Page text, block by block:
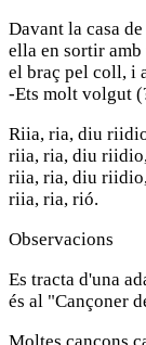
Davant la casa
ella en sortir amb
el braç pel coll, i
-Ets molt volgut
Riia, ria, diu
riia, ria, diu riidio,
riia, ria, diu riidio,
riia, ria, rió.
Observacions
Es tracta d'una
és al "Cançoner